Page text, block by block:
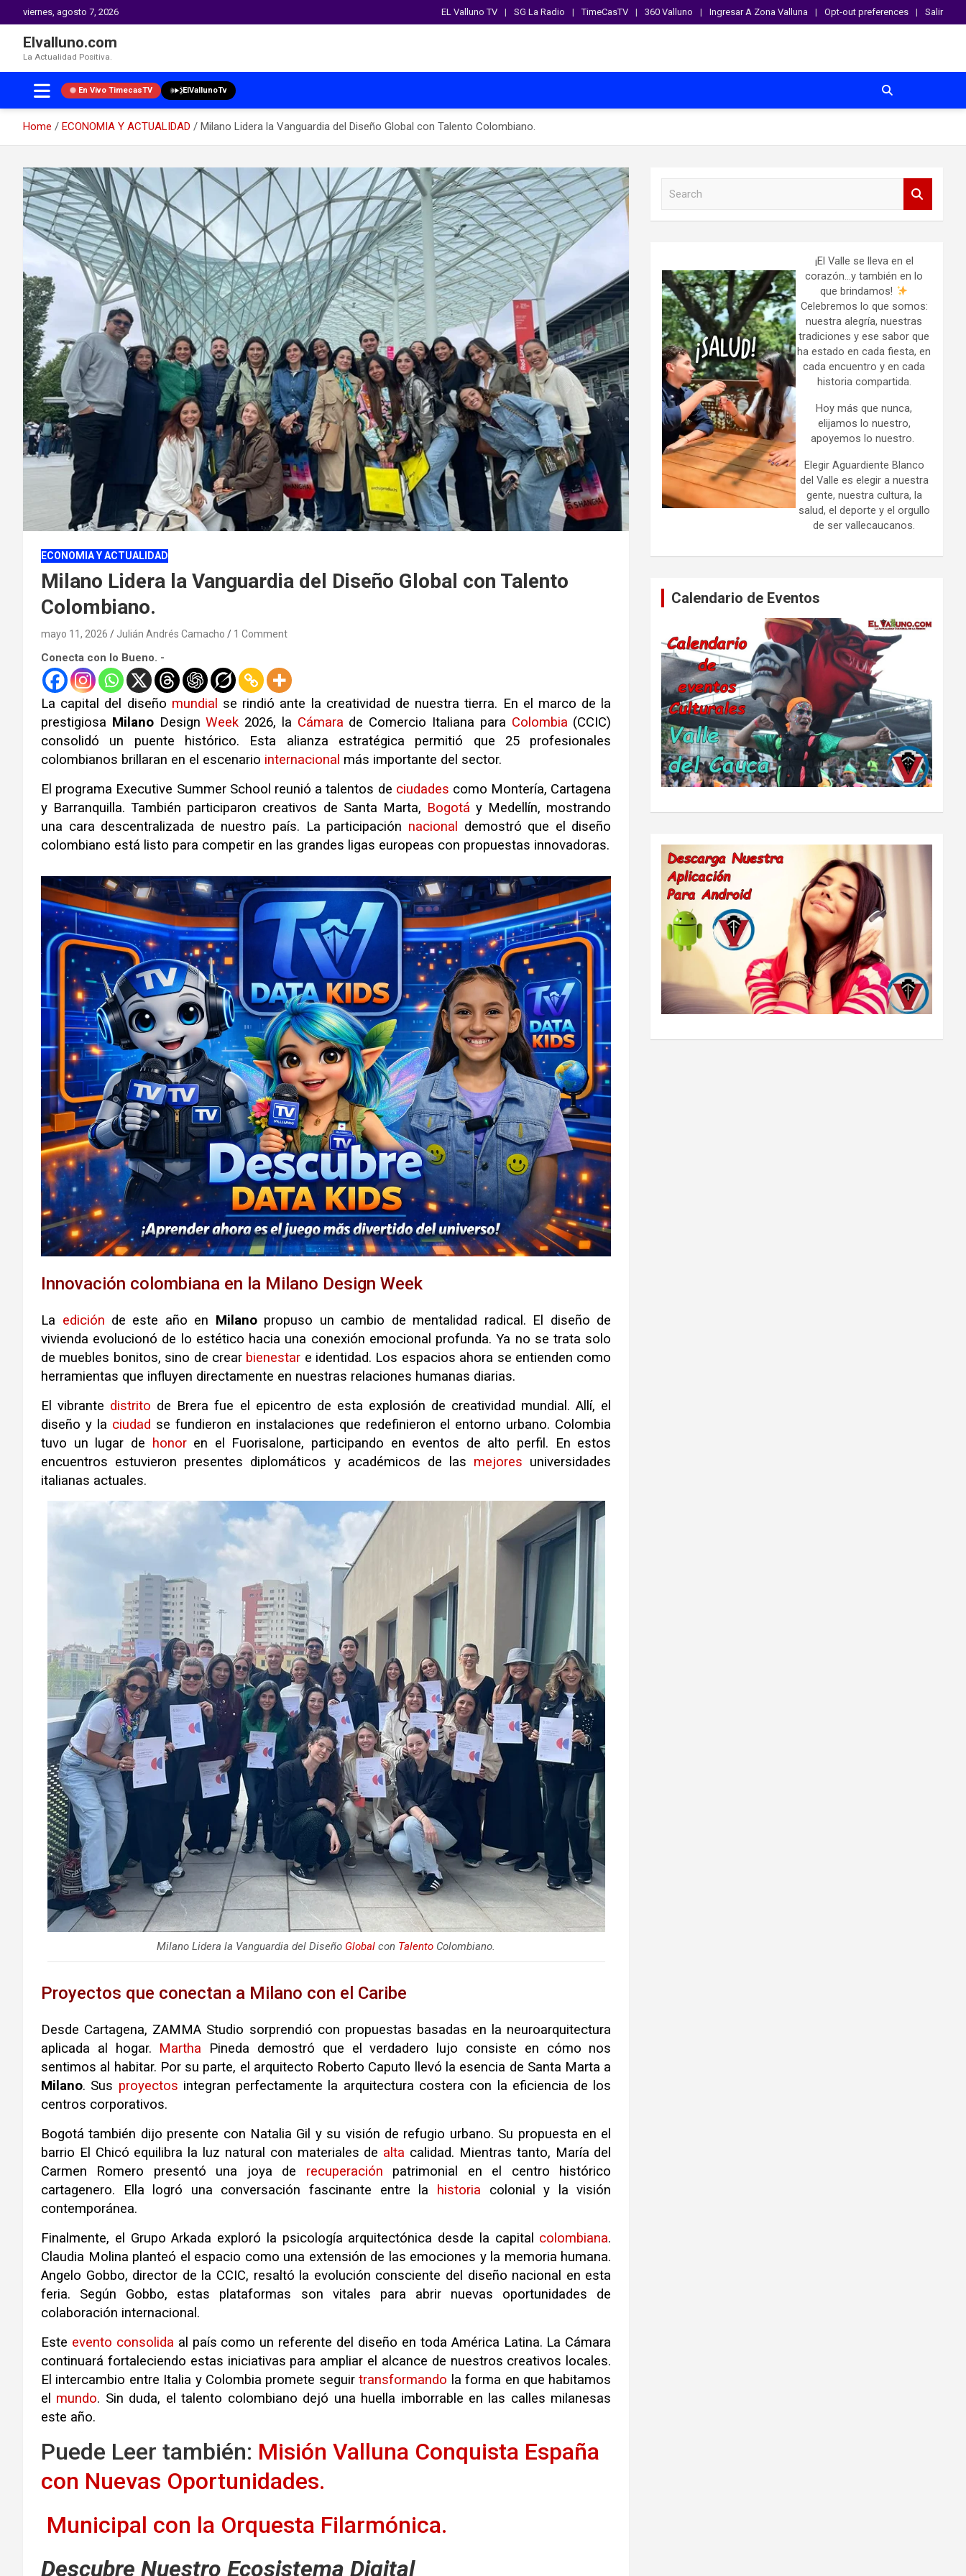
viernes, agosto 7, 2026 EL Valluno TV SG La Radio TimeCasTV 360 Valluno Ingresar A Zona Valluna Opt-out preferences Salir
Elvalluno.com
La Actualidad Positiva.
En Vivo TimecasTV ElVallunoTv
Home ECONOMIA Y ACTUALIDAD
Milano Lidera la Vanguardia del Diseño Global con Talento Colombiano.
content
ECONOMIA Y ACTUALIDAD
Milano Lidera la Vanguardia del Diseño Global con Talento
Colombiano.
mayo 11, 2026 Julián Andrés Camacho 1 Comment
Conecta con lo Bueno. -
La capital del diseño mundial se rindió ante la creatividad de nuestra tierra. En el marco de la
prestigiosa MilanoDesignWeek 2026, la Cámara de Comercio Italiana para Colombia (CCIC)
consolidó un puente histórico. Esta alianza estratégica permitió que 25 profesionales
colombianos brillaran en el escenario internacional más importante del sector.
El programa Executive Summer School reunió a talentos de ciudades como Montería, Cartagena
y Barranquilla. También participaron creativos de Santa Marta, Bogotá y Medellín, mostrando
una cara descentralizada de nuestro país. La participación nacional
demostró que el diseño
colombiano está listo para competir en las grandes ligas europeas con propuestas innovadoras.
Innovación colombiana en la Milano Design Week
La edición de este año en Milanopropuso un cambio de mentalidad radical. El diseño de
vivienda evolucionó de lo estético hacia una conexión emocional profunda. Ya no se trata solo
de muebles bonitos, sino de crear bienestar e identidad. Los espacios ahora se entienden como
herramientas que influyen directamente en nuestras relaciones humanas diarias.
El vibrante distrito de Brera fue el epicentro de esta explosión de creatividad mundial. Allí, el
diseño y la ciudad se fundieron en instalaciones que redefinieron el entorno urbano. Colombia
tuvo un lugar de honoren el Fuorisalone, participando en eventos de alto perfil. En estos
encuentros estuvieron presentes diplomáticos y académicos de las mejores universidades
italianas actuales.
Milano Lidera la Vanguardia del Diseño Global con Talento Colombiano.
Proyectos que conectan a Milano con el Caribe
Desde Cartagena, ZAMMA Studio sorprendió con propuestas basadas en la neuroarquitectura
aplicada al hogar. Martha Pineda demostró que el verdadero lujo consiste en cómo nos
sentimos al habitar. Por su parte, el arquitecto Roberto Caputo llevó la esencia de Santa Marta a
Milano. Sus proyectos integran perfectamente la arquitectura costera con la eficiencia de los
centros corporativos.
Bogotá también dijo presente con Natalia Gil y su visión de refugio urbano. Su propuesta en el
barrio El Chicó equilibra la luz natural con materiales de alta calidad. Mientras tanto, María del
Carmen Romero presentó una joya de recuperación patrimonial en el centro histórico
cartagenero. Ella logró una conversación fascinante entre la historia colonial y la visión
contemporánea.
Finalmente, el Grupo Arkada exploró la psicología arquitectónica desde la capital colombiana.
Claudia Molina planteó el espacio como una extensión de las emociones y la memoria humana.
Angelo Gobbo, director de la CCIC, resaltó la evolución consciente del diseño nacional en esta
feria. Según Gobbo, estas plataformas son vitales para abrir nuevas oportunidades de
colaboración internacional.
Este evento consolida al país como un referente del diseño en toda América Latina. La Cámara
continuará fortaleciendo estas iniciativas para ampliar el alcance de nuestros creativos locales.
El intercambio entre Italia y Colombia promete seguirtransformando la forma en que habitamos
el mundo. Sin duda, el talento colombiano dejó una huella imborrable en las calles milanesas
este año.
Puede Leer también: Misión Valluna Conquista España
con Nuevas Oportunidades.
Municipal con la Orquesta Filarmónica.
Descubre Nuestro Ecosistema Digital
¡El Valle se lleva en el
corazón…y también en lo
que brindamos!
Celebremos lo que somos:
nuestra alegría, nuestras
tradiciones y ese sabor que
ha estado en cada fiesta, en
cada encuentro y en cada
historia compartida.
Hoy más que nunca,
elijamos lo nuestro,
apoyemos lo nuestro.
Elegir Aguardiente Blanco
del Valle es elegir a nuestra
gente, nuestra cultura, la
salud, el deporte y el orgullo
de ser vallecaucanos.
Calendario de Eventos